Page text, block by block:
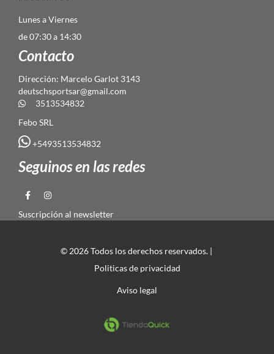
Lunes a Viernes
de 07:30 a 14:30
Contacto
Dirección: Marcelo Garlot 3143
deutschsportsar@gmail.com
3513534832
Febo SRL
+5493513534832
Seguinos en las redes
Suscripción al newsletter
© 2026 Todos los derechos reservados. |
Politicas de privacidad
Aviso legal